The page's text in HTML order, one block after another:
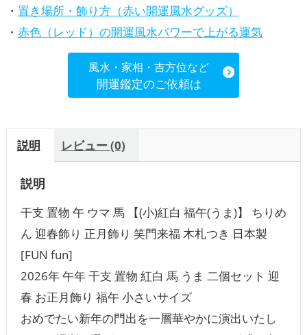
・ 置き場所・飾り方（赤い開運風水グッズ）
・ 赤色（レッド）の開運風水パワーで上がる運気
風水・家相・吉方位など
開運鑑定のご依頼は
説明 レビュー (0)
説明
干支 置物 午 ウマ 馬 【(小)紅白 福午(うま)】 ちりめ
ん 迎春飾り 正月飾り 笑門来福 木札つき 日本製
[FUN fun]
2026年 午年 干支 置物 紅白 馬 うま 二個セット 迎
春 お正月飾り 福午 小さいサイズ
おめでたい新年の門出を一層華やかに演出いたし